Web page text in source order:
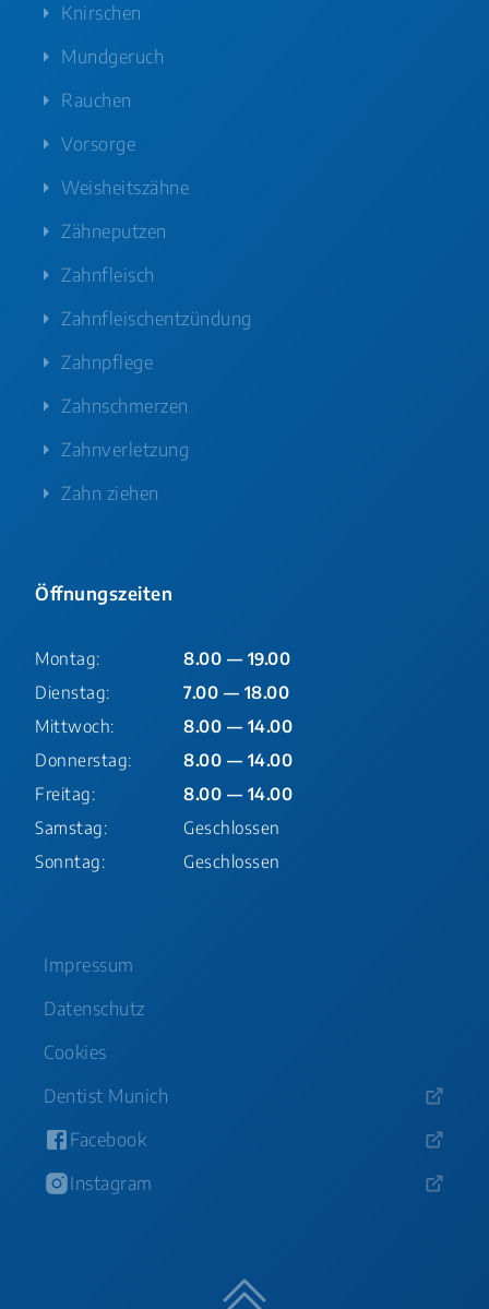
Knirschen
Mundgeruch
Rauchen
Vorsorge
Weisheitszähne
Zähneputzen
Zahnfleisch
Zahnfleischentzündung
Zahnpflege
Zahnschmerzen
Zahnverletzung
Zahn ziehen
Öffnungszeiten
Montag:
8.00 — 19.00
Dienstag:
7.00 — 18.00
Mittwoch:
8.00 — 14.00
Donnerstag:
8.00 — 14.00
Freitag:
8.00 — 14.00
Samstag:
Geschlossen
Sonntag:
Geschlossen
Impressum
Datenschutz
Cookies
Dentist Munich
Facebook
Instagram